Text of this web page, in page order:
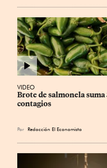
VIDEO
Brote de salmonela suma
contagios
Por Redacción El Economista